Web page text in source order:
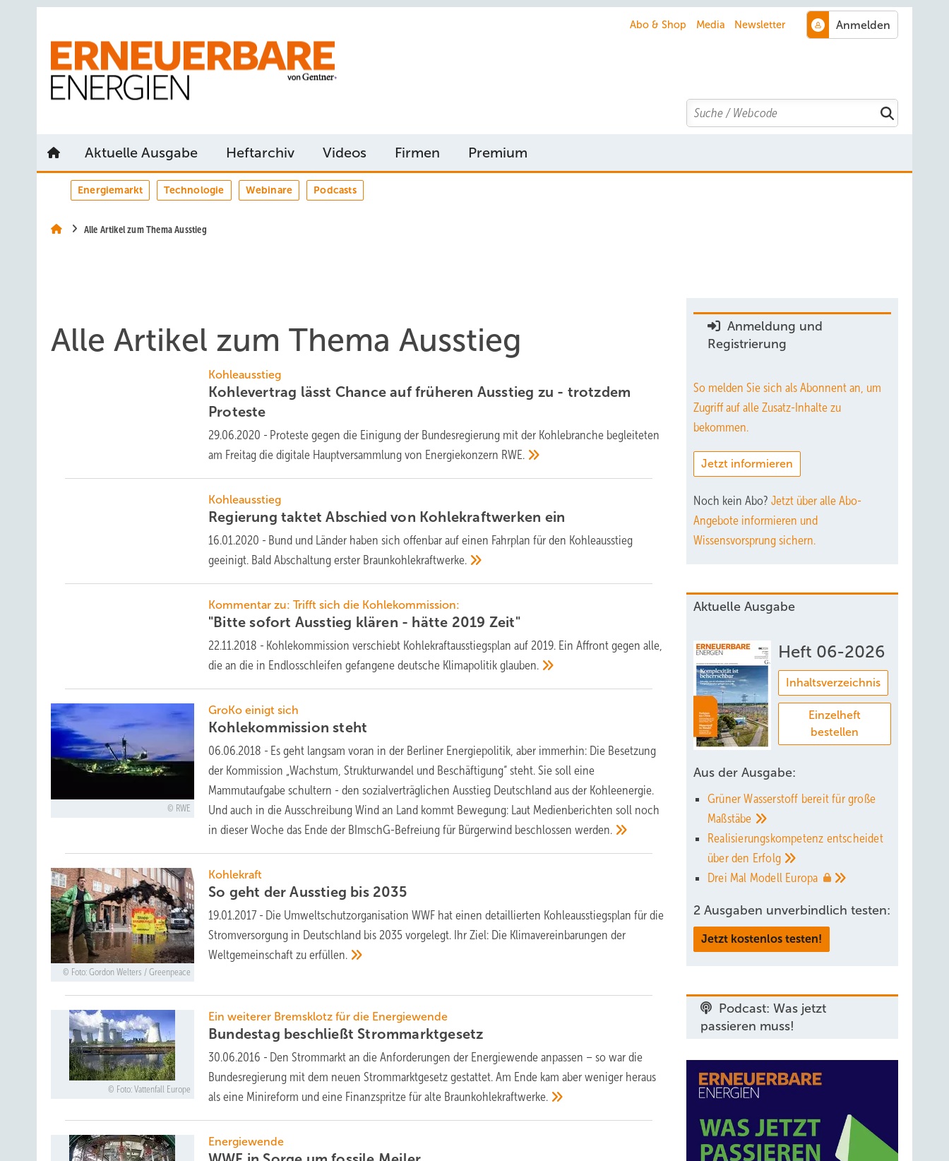
Abo & Shop Media Newsletter
Search
Aktuelle Ausgabe Heftarchiv Videos Firmen Premium
Energiemarkt Technologie Webinare Podcasts
Alle Artikel zum Thema Ausstieg
Alle Artikel zum Thema Ausstieg
Kohleausstieg
Kohlevertrag lässt Chance auf früheren Ausstieg zu - trotzdem
Proteste
29.06.2020 - Proteste gegen die Einigung der Bundesregierung mit der Kohlebranche begleiteten
am Freitag die digitale Hauptversammlung von Energiekonzern RWE.
Kohleausstieg
Regierung taktet Abschied von Kohlekraftwerken ein
16.01.2020 - Bund und Länder haben sich offenbar auf einen Fahrplan für den Kohleausstieg
geeinigt. Bald Abschaltung erster Braunkohlekraftwerke.
Kommentar zu: Trifft sich die Kohlekommission:
"Bitte sofort Ausstieg klären - hätte 2019 Zeit"
22.11.2018 - Kohlekommission verschiebt Kohlekraftausstiegsplan auf 2019. Ein Affront gegen alle,
die an die in Endlosschleifen gefangene deutsche Klimapolitikglauben.
RWE
GroKo einigt sich
Kohlekommissionsteht
06.06.2018 - Es geht langsam voran in der Berliner Energiepolitik, aber immerhin: Die Besetzung
der Kommission „Wachstum, Strukturwandel und Beschäftigung“ steht. Sie soll eine
Mammutaufgabe schultern - den sozialverträglichen Ausstieg Deutschland aus der Kohleenergie.
Und auch in die Ausschreibung Wind an Land kommt Bewegung: Laut Medienberichten soll noch
in dieser Woche das Ende der BImschG-Befreiung für Bürgerwind beschlossenwerden.
Foto: Gordon Welters / Greenpeace
Kohlekraft
So geht der Ausstieg bis 2035
19.01.2017 - Die Umweltschutzorganisation WWF hat einen detaillierten Kohleausstiegsplan für die
Stromversorgung in Deutschland bis 2035 vorgelegt. Ihr Ziel: Die Klimavereinbarungen der
Weltgemeinschaft zuerfüllen.
Foto: Vattenfall Europe
Ein weiterer Bremsklotz für die Energiewende
Bundestag beschließt Strommarktgesetz
30.06.2016 - Den Strommarkt an die Anforderungen der Energiewende anpassen – so war die
Bundesregierung mit dem neuen Strommarktgesetz gestattet. Am Ende kam aber weniger heraus
als eine Minireform und eine Finanzspritze für alte Braunkohlekraftwerke.
Energiewende
Anmeldung und
Registrierung
So melden Sie sich als Abonnent an, um
Zugriff auf alle Zusatz-Inhalte zu
bekommen.
Jetzt informieren
Noch kein Abo? Jetzt über alle Abo-
Angebote informieren und
Wissensvorsprung sichern.
Aktuelle Ausgabe
Heft 06-2026
Inhaltsverzeichnis
Einzelheft
bestellen
Aus der Ausgabe:
Grüner Wasserstoff bereit für große
Maßstäbe
Realisierungskompetenz entscheidet
über den Erfolg
Drei Mal Modell Europa
2 Ausgaben unverbindlich testen:
Jetzt kostenlos testen!
Podcast: Was jetzt
passieren muss!